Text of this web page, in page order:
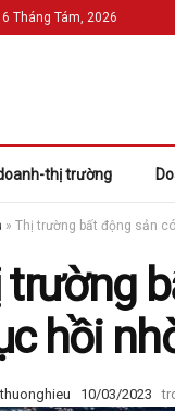
Tháng Tám, 2026
thị trường
» Thị trường bất động sản
trường
hồi
10/03/2023